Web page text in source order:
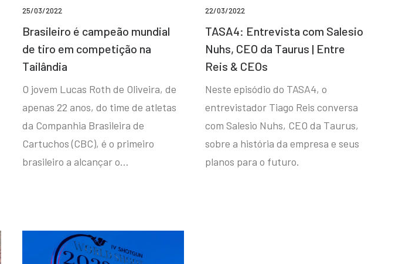
25/03/2022
Brasileiro é campeão mundial
de tiro em competição na
Tailândia
O jovem Lucas Roth de Oliveira, de
apenas 22 anos, do time de atletas
da Companhia Brasileira de
Cartuchos (CBC), é o primeiro
brasileiro a alcançar o…
22/03/2022
TASA4: Entrevista com Salesio
Nuhs, CEO da Taurus | Entre
Reis & CEOs
Neste episódio do TASA4, o
entrevistador Tiago Reis conversa
com Salesio Nuhs, CEO da Taurus,
sobre a história da empresa e seus
planos para o futuro.